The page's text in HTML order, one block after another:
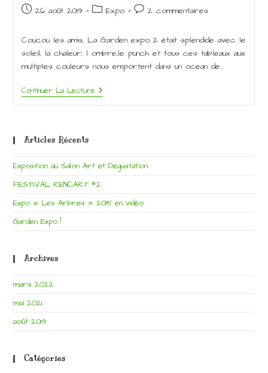
Publication
26 août 2019
PostExpo
Commentaires
publication :
2 commentaires
Coucou les amis, La Garden expo 2 était splendide avec le
soleil, la chaleur, l ombre,le punch et tous ces tableaux aux
multiples couleurs nous emportent dans un ocean de…
Continuer La LectureGarden
Expo
Articles Récents
Exposition au Salon Art et Dégustation
FESTIVAL RENCART #2
Expo « Les Arbres » 2015 en vidéo
Garden Expo !
Archives
mars 2022
mai 2021
août 2019
Catégories